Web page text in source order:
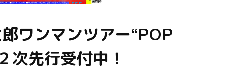
ワンマンツアー“POP
次先行受付中！